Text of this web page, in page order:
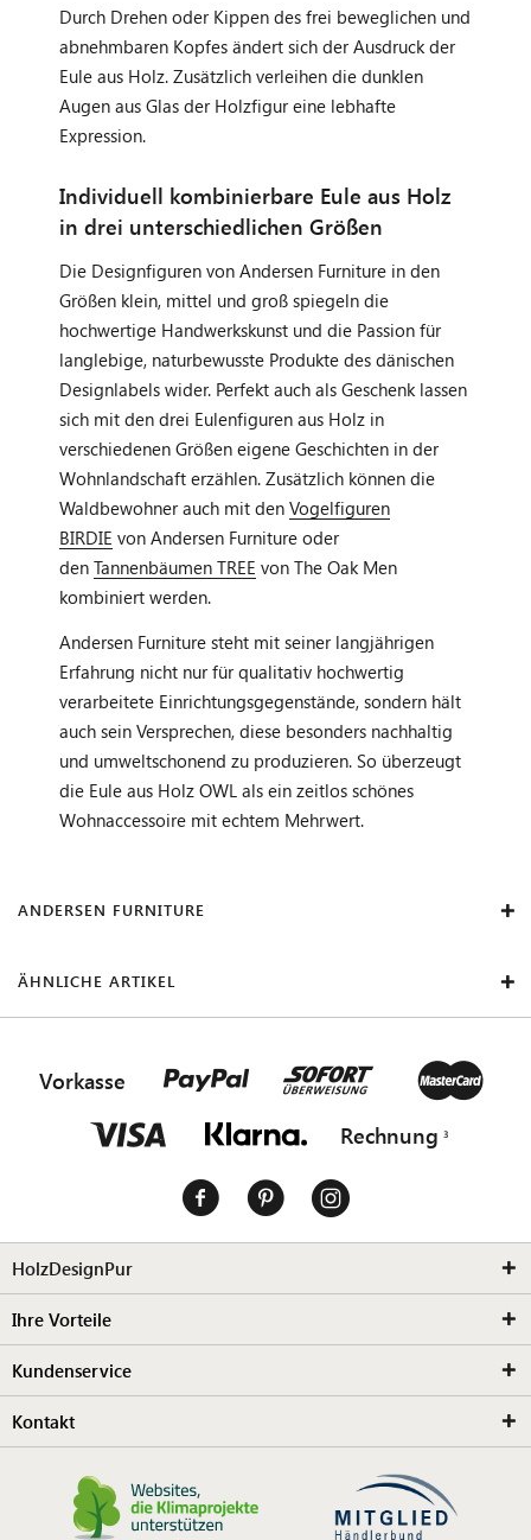
Durch Drehen oder Kippen des frei beweglichen und
abnehmbaren Kopfes ändert sich der Ausdruck der
Eule aus Holz. Zusätzlich verleihen die dunklen
Augen aus Glas der Holzfigur eine lebhafte
Expression.
Individuell kombinierbare Eule aus Holz
in drei unterschiedlichen Größen
Die Designfiguren von Andersen Furniture in den
Größen klein, mittel und groß spiegeln die
hochwertige Handwerkskunst und die Passion für
langlebige, naturbewusste Produkte des dänischen
Designlabels wider. Perfekt auch als Geschenk lassen
sich mit den drei Eulenfiguren aus Holz in
verschiedenen Größen eigene Geschichten in der
Wohnlandschaft erzählen. Zusätzlich können die
Waldbewohner auch mit den Vogelfiguren
BIRDIE von Andersen Furniture oder
den Tannenbäumen TREE von The Oak Men
kombiniert werden.
Andersen Furniture steht mit seiner langjährigen
Erfahrung nicht nur für qualitativ hochwertig
verarbeitete Einrichtungsgegenstände, sondern hält
auch sein Versprechen, diese besonders nachhaltig
und umweltschonend zu produzieren. So überzeugt
die Eule aus Holz OWL als ein zeitlos schönes
Wohnaccessoire mit echtem Mehrwert.
ANDERSEN FURNITURE
ÄHNLICHE ARTIKEL
Vorkasse
Rechnung
HolzDesignPur
Ihre Vorteile
Kundenservice
Kontakt